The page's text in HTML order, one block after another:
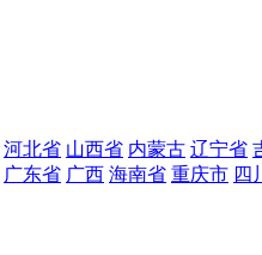
河北省 山西省 内蒙古 辽宁省
广东省 广西 海南省 重庆市 四